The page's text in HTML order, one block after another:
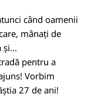
când oamenii
mânați de
și...
pentru a
Vorbim
27 de ani!